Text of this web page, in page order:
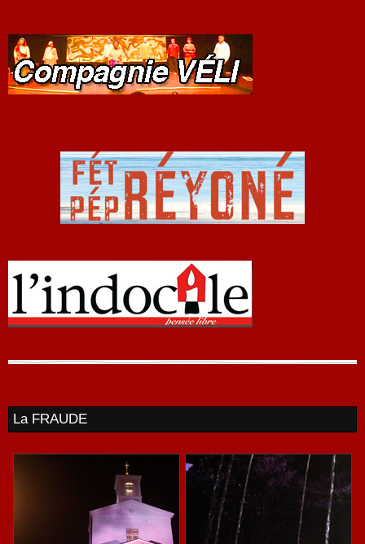
La FRAUDE